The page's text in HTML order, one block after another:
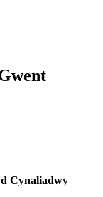
Cynaliadwy